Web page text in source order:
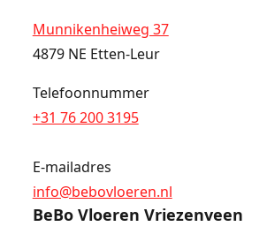
Munnikenheiweg 37
4879 NE Etten-Leur
Telefoonnummer
+31 76 200 3195
E-mailadres
info@bebovloeren.nl
BeBo Vloeren Vriezenveen